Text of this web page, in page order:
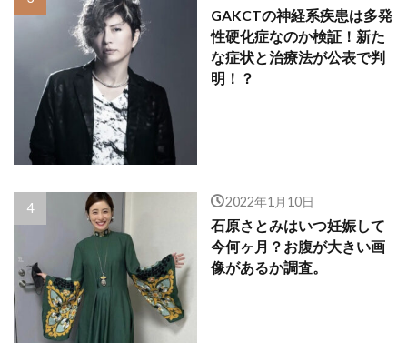
GAKCTの神経系疾患は多発
性硬化症なのか検証！新た
な症状と治療法が公表で判
明！？
2022年1月10日
石原さとみはいつ妊娠して
今何ヶ月？お腹が大きい画
像があるか調査。